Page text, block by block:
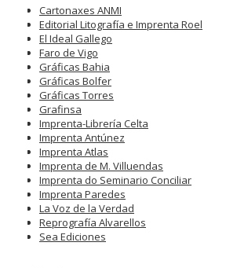
Cartonaxes ANMI
Editorial Litografía e Imprenta Roel
El Ideal Gallego
Faro de Vigo
Gráficas Bahia
Gráficas Bolfer
Gráficas Torres
Grafinsa
Imprenta-Librería Celta
Imprenta Antúnez
Imprenta Atlas
Imprenta de M. Villuendas
Imprenta do Seminario Conciliar
Imprenta Paredes
La Voz de la Verdad
Reprografía Alvarellos
Sea Ediciones